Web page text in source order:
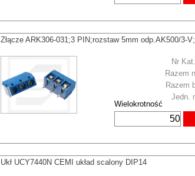
Złącze ARK306-031;3 PIN;rozstaw 5mm odp.AK500/3-
Wielokrotność
Nr Kat.
Razem
Razem
Jedn.
Ukł UCY7440N CEMI układ scalony DIP14